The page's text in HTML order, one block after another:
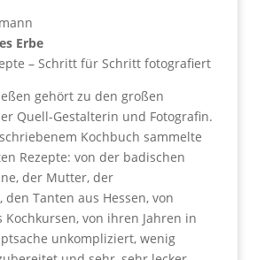
Erbe
– Schritt für Schritt foto­grafiert
gehört zu den großen
Quell-Gestalterin und Fotografin.
Kochbuch sammelte
Rezepte: von der badischen
der Mutter, der
Tanten aus Hessen, von
Kochkursen, von ihren Jahren in
unkompliziert, wenig